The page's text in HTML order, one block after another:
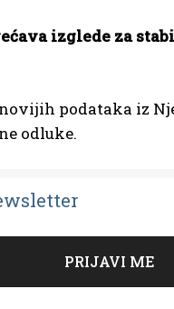
izglede za
podataka iz
odluke.